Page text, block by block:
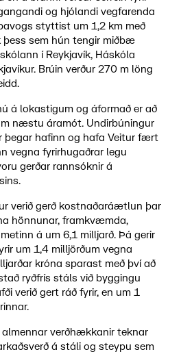
og hjólandi vegfarenda
styttist um 1,2 km með
sem hún tengir miðbæ
í Reykjavík, Háskóla
Brúin verður 270 m löng
á lokastigum og áformað er að
næstu áramót. Undirbúningur
þegar hafinn og hafa Veitur fært
vegna fyrirhugaðrar legu
gerðar rannsóknir á
verið gerð kostnaðaráætlun þar
hönnunar, framkvæmda,
á um 6,1 milljarð. Þá gerir
um 1,4 milljörðum vegna
króna sparast með því að
ryðfrís stáls við byggingu
verið gert ráð fyrir, en um 1
verðhækkanir teknar
á stáli og steypu sem